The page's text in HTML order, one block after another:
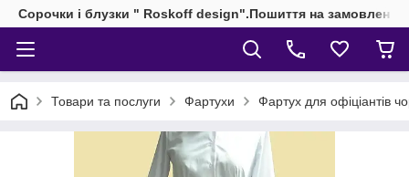
Сорочки і блузки " Roskoff design".Пошиття на замовлення
Товари та послуги Фартухи Фартух для офіціантів